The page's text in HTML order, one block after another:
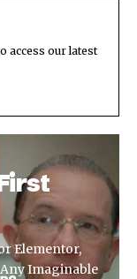
access our latest
Elementor,
Imaginable